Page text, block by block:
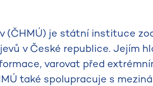
je státní instituce
v České republice. Jejím
varovat před
také spolupracuje s